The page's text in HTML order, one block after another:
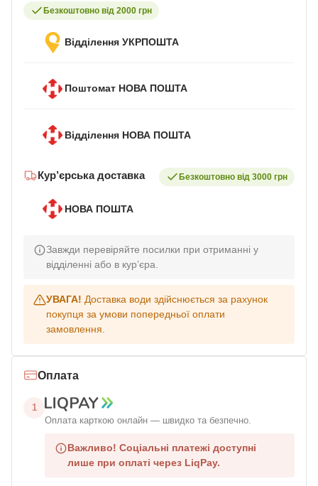
Безкоштовно від 2000 грн
Відділення УКРПОШТА
Поштомат НОВА ПОШТА
Відділення НОВА ПОШТА
Кур’єрська доставка Безкоштовно від 3000 грн
НОВА ПОШТА
Завжди перевіряйте посилки при отриманні у
відділенні або в кур’єра.
УВАГА! Доставка води здійснюється за рахунок
покупця за умови попередньої оплати
замовлення.
Оплата
1
Оплата карткою онлайн — швидко та безпечно.
Важливо! Соціальні платежі доступні
лише при оплаті через LiqPay.